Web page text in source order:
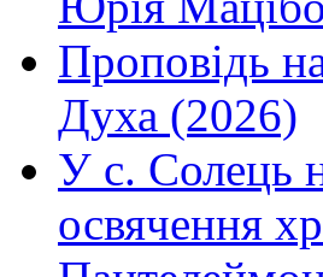
Проповідь
Духа (2026)
У с. Солець
освячення